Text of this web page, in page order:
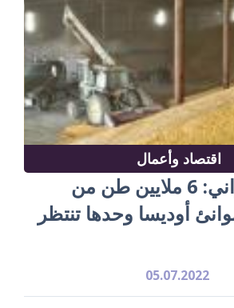
اقتصاد وأعمال
مسؤول أوكراني: 6 ملايين طن من
أوديسا وحدها تنتظر
05.07.2022